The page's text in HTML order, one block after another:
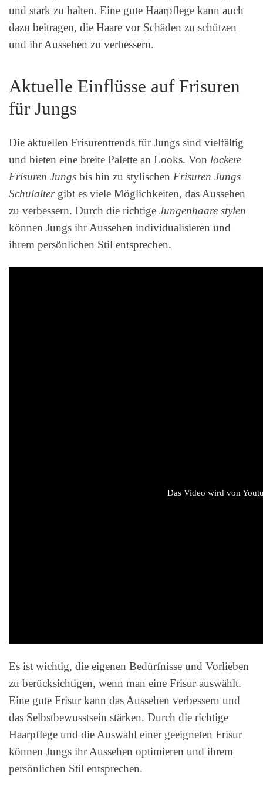
und stark zu halten. Eine gute Haarpflege kann auch
dazu beitragen, die Haare vor Schäden zu schützen
und ihr Aussehen zu verbessern.
Aktuelle Einflüsse auf Frisuren
für Jungs
Die aktuellen Frisurentrends für Jungs sind vielfältig
und bieten eine breite Palette an Looks. Von lockere
Frisuren Jungs bis hin zu stylischen Frisuren Jungs
Schulaltergibt es viele Möglichkeiten, das Aussehen
zu verbessern. Durch die richtige Jungenhaare stylen
können Jungs ihr Aussehen individualisieren und
ihrem persönlichen Stil entsprechen.
Das Video wird von
Es ist wichtig, die eigenen Bedürfnisse und Vorlieben
zu berücksichtigen, wenn man eine Frisur auswählt.
Eine gute Frisur kann das Aussehen verbessern und
das Selbstbewusstsein stärken. Durch die richtige
Haarpflege und die Auswahl einer geeigneten Frisur
können Jungs ihr Aussehen optimieren und ihrem
persönlichen Stil entsprechen.